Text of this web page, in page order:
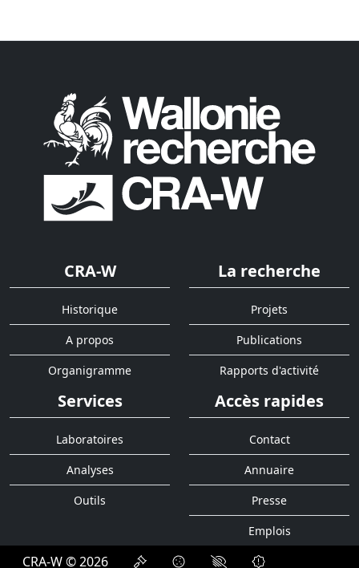
CRA-W
Historique
A propos
Organigramme
La recherche
Projets
Publications
Rapports d'activité
Services
Laboratoires
Analyses
Outils
Accès rapides
Contact
Annuaire
Presse
Emplois
CRA-W © 2026